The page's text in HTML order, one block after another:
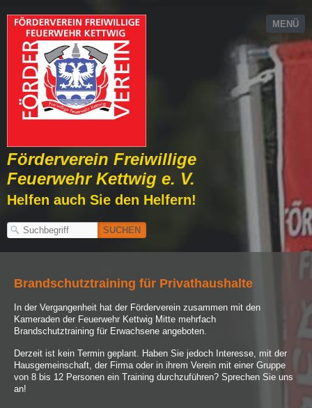
MENÜ
Förderverein Freiwillige
Feuerwehr Kettwig e. V.
Helfen auch Sie den Helfern!
Brandschutztraining für Privathaushalte
In der Vergangenheit hat der Förderverein zusammen mit den
Kameraden der Feuerwehr Kettwig Mitte mehrfach
Brandschutztraining für Erwachsene angeboten.
Derzeit ist kein Termin geplant. Haben Sie jedoch Interesse, mit der
Hausgemeinschaft, der Firma oder in ihrem Verein mit einer Gruppe
von 8 bis 12 Personen ein Training durchzuführen? Sprechen Sie uns
an!